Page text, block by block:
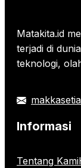
Matakita.id
terjadi di
teknologi,
Informasi
Tentang Kami